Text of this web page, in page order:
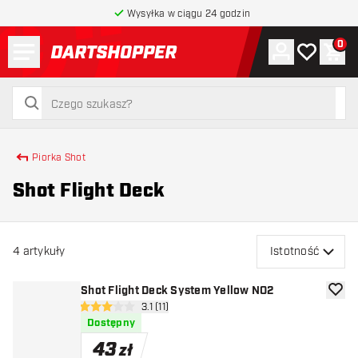
Wysyłka w ciągu 24 godzin
powrót do strony głównej
szukaj
szukaj
Konto
Moja lista
0
Piorka Shot
Shot Flight Deck
4 artykuły Istotność
Shot Flight Deck System Yellow NO2
otwórz panel recenzji
3.1 gwiazdki oceny
3.1 (11)
Dostępny
43zł